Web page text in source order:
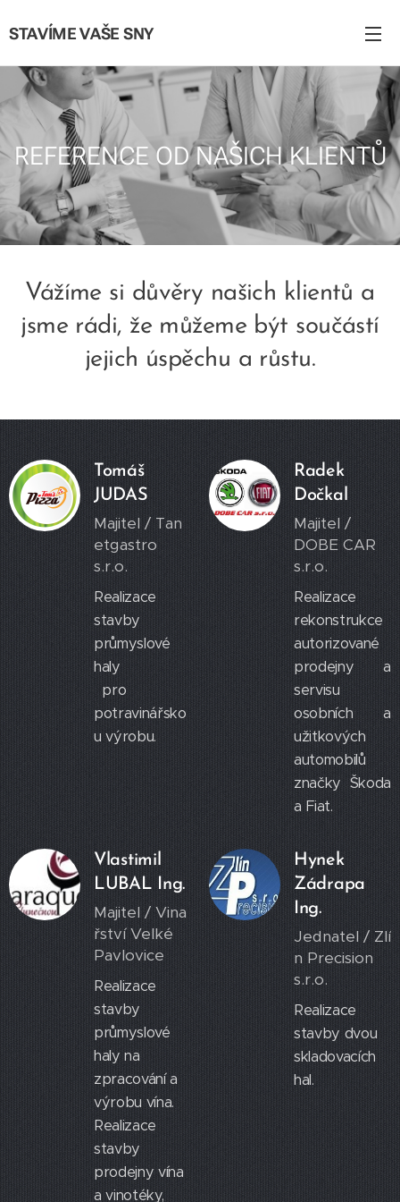
STAVÍME VAŠE SNY
REFERENCE OD NAŠICH KLIENTŮ
Vážíme si důvěry našich klientů a
jsme rádi, že můžeme být součástí
jejich úspěchu a růstu.
Tomáš
JUDAS
Majitel / Tan
etgastro
s.r.o.
Realizace
stavby
průmyslové
haly
pro
potravinářsko
u výrobu.
Radek
Dočkal
Majitel /
DOBE CAR
s.r.o.
Realizace
rekonstrukce
autorizované
prodejny a
servisu
osobních a
užitkových
automobilů
značky Škoda
a Fiat.
Vlastimil
LUBAL Ing.
Majitel / Vina
řství Velké
Pavlovice
Realizace
stavby
průmyslové
haly na
zpracování a
výrobu vína.
Realizace
stavby
prodejny vína
a vinotéky,
Hynek
Zádrapa
Ing.
Jednatel / Zlí
n Precision
s.r.o.
Realizace
stavby dvou
skladovacích
hal.